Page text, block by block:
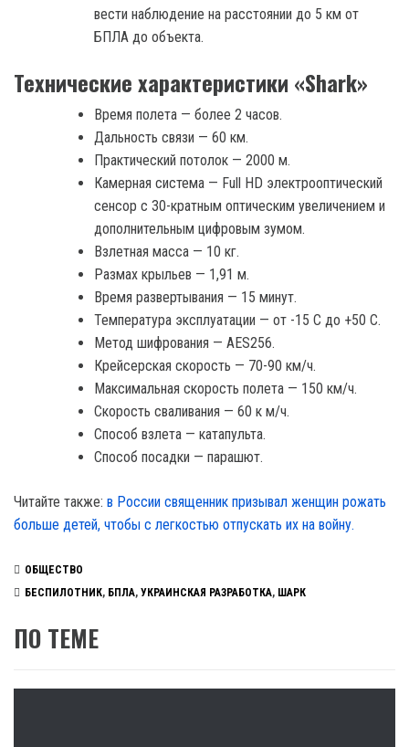
вести наблюдение на расстоянии до 5 км от
БПЛА до объекта.
Технические характеристики «Shark»
Время полета — более 2 часов.
Дальность связи — 60 км.
Практический потолок — 2000 м.
Камерная система — Full HD электрооптический
сенсор с 30-кратным оптическим увеличением и
дополнительным цифровым зумом.
Взлетная масса — 10 кг.
Размах крыльев — 1,91 м.
Время развертывания — 15 минут.
Температура эксплуатации — от -15 С до +50 С.
Метод шифрования — AES256.
Крейсерская скорость — 70-90 км/ч.
Максимальная скорость полета — 150 км/ч.
Скорость сваливания — 60 к м/ч.
Способ взлета — катапульта.
Способ посадки — парашют.
Читайте также: в России священник призывал женщин рожать
больше детей, чтобы с легкостью отпускать их на войну.
ОБЩЕСТВО
БЕСПИЛОТНИК, БПЛА, УКРАИНСКАЯ РАЗРАБОТКА, ШАРК
ПО ТЕМЕ